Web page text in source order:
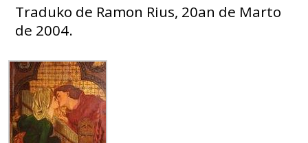
Traduko de Ramon Rius, 20an de Marto
de 2004.